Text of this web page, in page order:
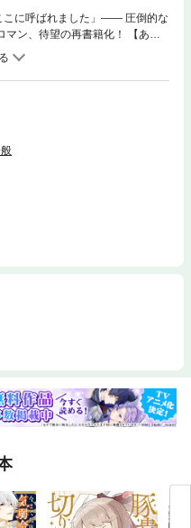
こに呼ばれました」—— 圧倒的な
マン、待望の再書籍化！ 【あら
に化粧を施す化粧師として働くダ
と称する男がやってくる。 彼
属の職人として、ダイを迎えた
れている女王選でその令嬢を勝
加筆修正を施した文春文庫版を